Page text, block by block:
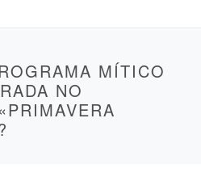
MÍTICO
NO